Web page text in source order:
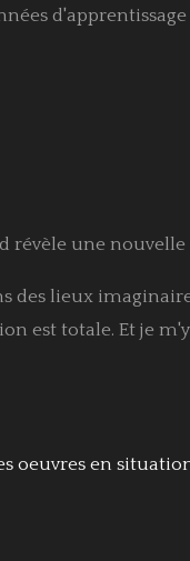
révèle une
des lieux
est totale. Et je
oeuvres en